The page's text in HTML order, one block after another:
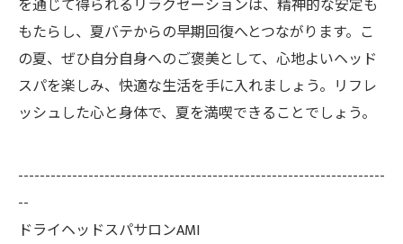
を通じて得られるリラクゼーションは、精神的な安定も
もたらし、夏バテからの早期回復へとつながります。こ
の夏、ぜひ自分自身へのご褒美として、心地よいヘッド
スパを楽しみ、快適な生活を手に入れましょう。リフレ
ッシュした心と身体で、夏を満喫できることでしょう。
--------------------------------------------------------------------
--
ドライヘッドスパサロンAMI